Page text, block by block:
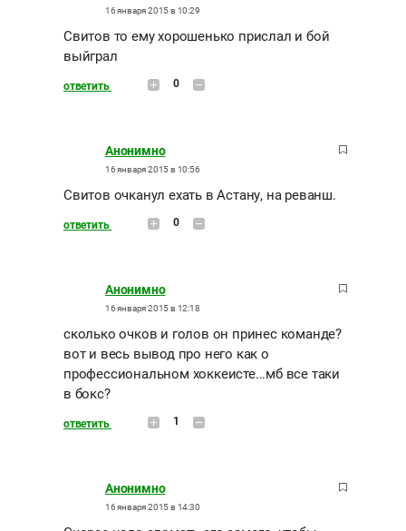
16 января 2015 в 10:29
Свитов то ему хорошенько прислал и бой
выйграл
ответить 0
Анонимно
16 января 2015 в 10:56
Свитов очканул ехать в Астану, на реванш.
ответить 0
Анонимно
16 января 2015 в 12:18
сколько очков и голов он принес команде?
вот и весь вывод про него как о
профессиональном хоккеисте...мб все таки
в бокс?
ответить 1
Анонимно
16 января 2015 в 14:30